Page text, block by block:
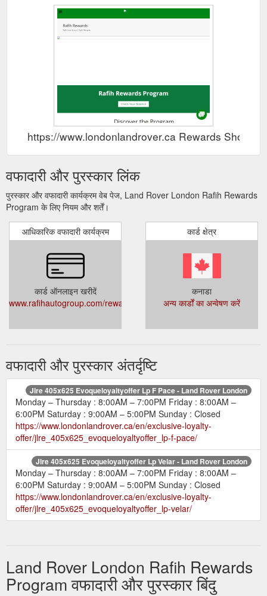
https://www.londonlandrover.ca Rewards Show
वफादारी और पुरस्कार लिंक
पुरस्कार और वफादारी कार्यक्रम वेब पेज, Land Rover London Rafih Rewards
Program के लिए नियम और शर्तें।
आधिकारिक वफादारी कार्यक्रम
कार्ड ऑनलाइन खरीदें
www.rafihautogroup.com/rewards/
कार्ड क्षेत्र
कनाडा
अन्य कार्डों का अन्वेषण करें
वफादारी और पुरस्कार अंतर्दृष्टि
Jlre 405x625 Evoqueloyaltyoffer Lp F Pace - Land Rover London
Monday – Thursday : 8:00AM – 7:00PM Friday : 8:00AM –
6:00PM Saturday : 9:00AM – 5:00PM Sunday : Closed
https://www.londonlandrover.ca/en/exclusive-loyalty-
offer/jlre_405x625_evoqueloyaltyoffer_lp-f-pace/
Jlre 405x625 Evoqueloyaltyoffer Lp Velar - Land Rover London
Monday – Thursday : 8:00AM – 7:00PM Friday : 8:00AM –
6:00PM Saturday : 9:00AM – 5:00PM Sunday : Closed
https://www.londonlandrover.ca/en/exclusive-loyalty-
offer/jlre_405x625_evoqueloyaltyoffer_lp-velar/
Land Rover London Rafih Rewards
Program वफादारी और पुरस्कार बिंदु